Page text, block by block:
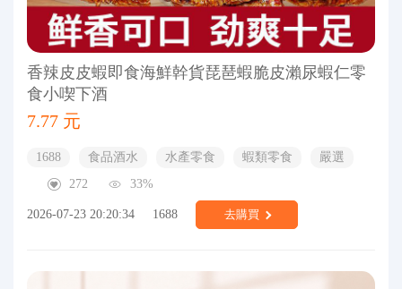
香辣皮皮蝦即食海鮮幹貨琵琶蝦脆皮瀨尿蝦仁零
食小喫下酒
7.77 元
1688 食品酒水 水產零食 蝦類零食
嚴選
272
33%
2026-07-23 20:20:34 1688 去購買